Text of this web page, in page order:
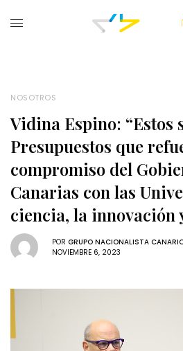
NOSOTROS
Vidina Espino: “Estos
Presupuestos que
compromiso del
Canarias con las
ciencia, la innovación
POR GRUPO NACIONALISTA
NOVIEMBRE 6, 2023